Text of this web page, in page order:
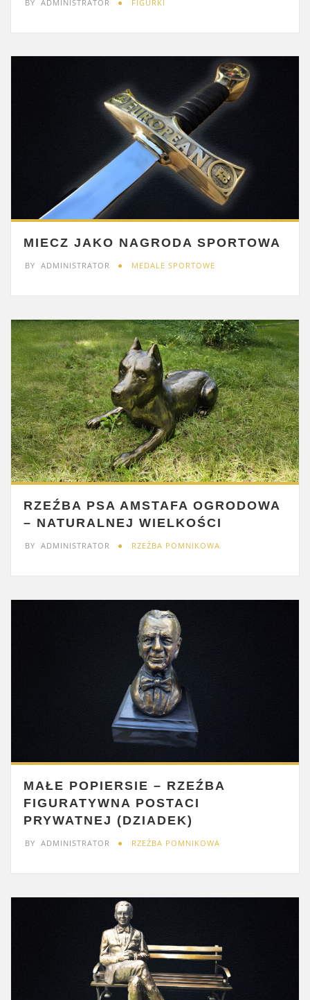
BY ADMINISTRATOR FIGURKI
MIECZ JAKO NAGRODA SPORTOWA
BY ADMINISTRATOR MEDALE SPORTOWE
RZEŹBA PSA AMSTAFA OGRODOWA
– NATURALNEJ WIELKOŚCI
BY ADMINISTRATOR RZEŹBA POMNIKOWA
MAŁE POPIERSIE – RZEŹBA
FIGURATYWNA POSTACI
PRYWATNEJ (DZIADEK)
BY ADMINISTRATOR RZEŹBA POMNIKOWA